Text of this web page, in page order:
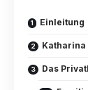
Einleitung
Katharina
Das